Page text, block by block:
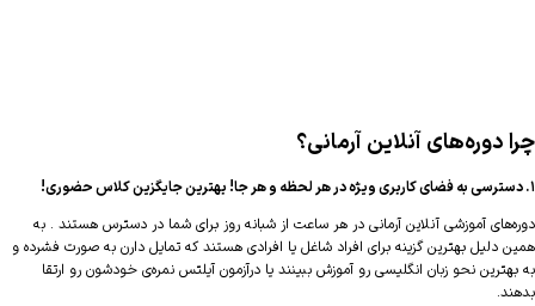
دوره‌های آنلاین آرمانی؟
آموزشی آنلاین آرمانی در هر ساعت از شبانه روز برای شما در دسترس هستند . به
دلیل بهترین گزینه برای افراد شاغل یا افرادی هستند که تمایل دارن به صورت فشرده و
نحو زبان انگلیسی رو آموزش ببینند یا درآزمون آیلتس نمره‌ی خودشون رو ارتقا